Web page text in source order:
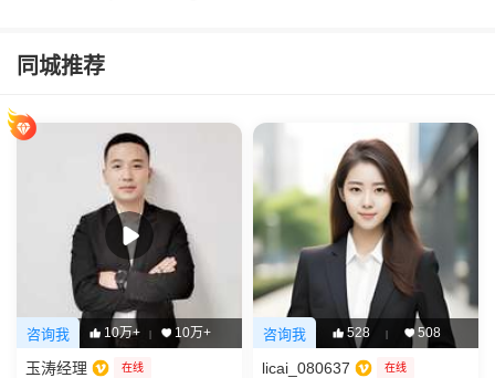
同城推荐
咨询我 10万+ | 10万+
玉涛经理 在线
咨询我 528 | 508
licai_080637 在线